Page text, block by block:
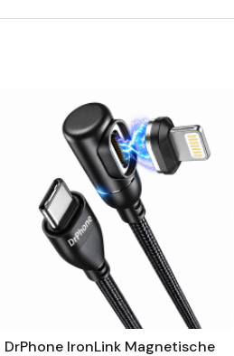
DrPhone IronLink Magnetische